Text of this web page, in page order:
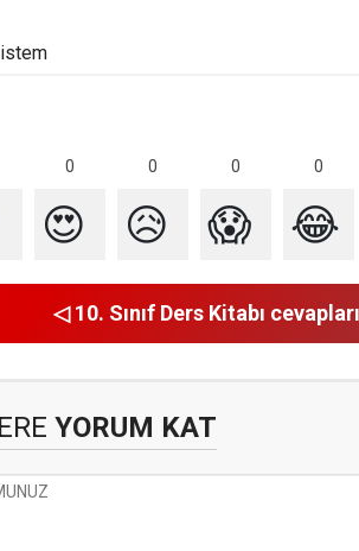
0 0 0 0
😍 😥 😱 😂
◁ 10. Sınıf Ders Kitabı
YORUM KAT